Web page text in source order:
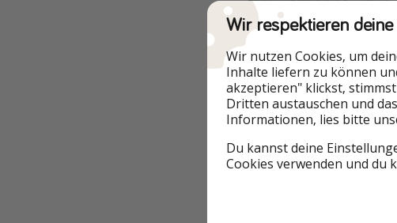
Wir respektieren
Wir nutzen Cookies, um
Inhalte liefern zu können
akzeptieren" klickst,
Dritten austauschen und
Informationen, lies bitte
Du kannst deine
Cookies verwenden und du